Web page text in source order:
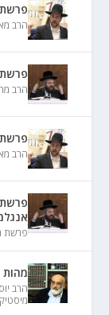
הרב
פרשת
הרב
הרב
פרשת
הרב